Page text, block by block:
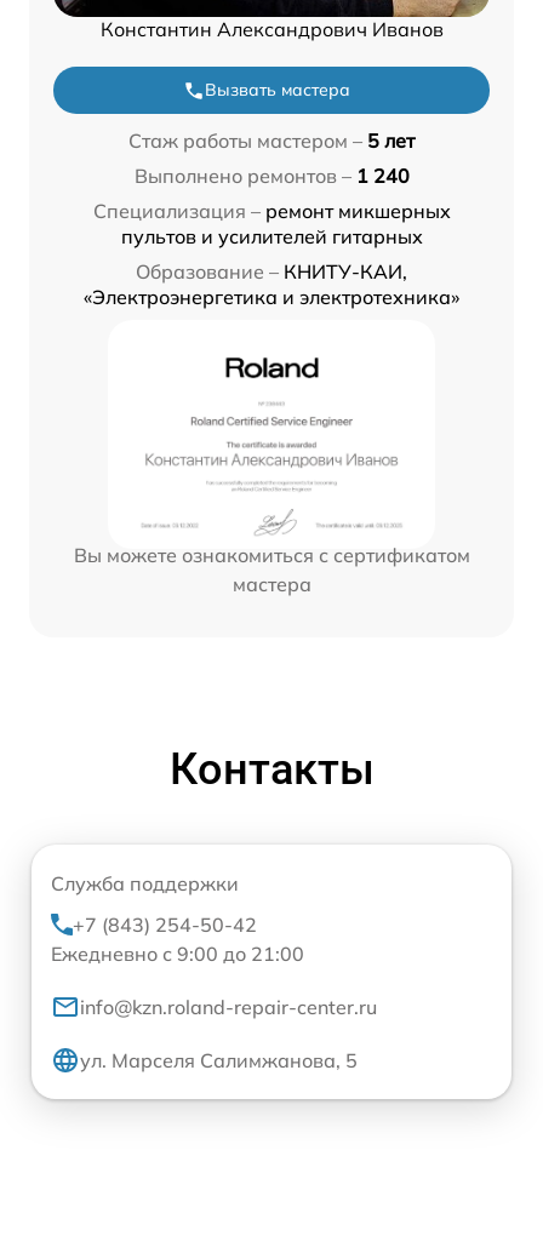
Константин Александрович Иванов
Вызвать мастера
Стаж работы мастером – 5 лет
Выполнено ремонтов – 1 240
Специализация – ремонт микшерных
пультов и усилителей гитарных
Образование – КНИТУ-КАИ,
«Электроэнергетика и электротехника»
Вы можете ознакомиться с сертификатом
мастера
Контакты
Служба поддержки
+7 (843) 254-50-42
Ежедневно с 9:00 до 21:00
info@kzn.roland-repair-center.ru
ул. Марселя Салимжанова, 5